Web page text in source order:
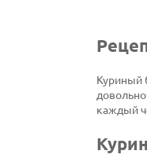
Куриный
каждый